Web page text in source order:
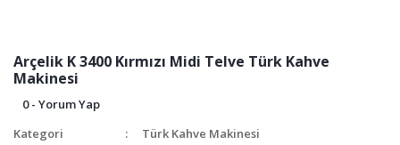
Arçelik K 3400 Kırmızı Midi Telve Türk Kahve
Makinesi
0 - Yorum Yap
Kategori
Türk Kahve Makinesi